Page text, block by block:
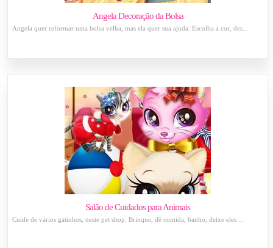
Angela Decoração da Bolsa
Angela quer reformar uma bolsa velha, mas ela quer sua ajuda. Escolha a cor, des...
Salão de Cuidados para Animais
Cuide de vários gatinhos, neste pet shop. Brinque, dê comida, banho, deixe eles ...